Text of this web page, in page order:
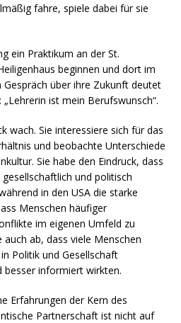
fahre, spiele dabei für sie
ein Praktikum an der St.
beginnen und dort im
über ihre Zukunft deutet
ist mein Berufswunsch“.
wach. Sie interessiere sich für das
und beobachte Unterschiede
Sie habe den Eindruck, dass
und politisch
in den USA die starke
Menschen häufiger
im eigenen Umfeld zu
ab, dass viele Menschen
Politik und Gesellschaft
informiert wirkten.
Erfahrungen der Kern des
Partnerschaft ist nicht auf